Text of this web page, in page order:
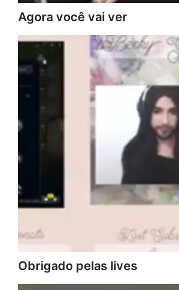
Agora você vai ver
Obrigado pelas lives